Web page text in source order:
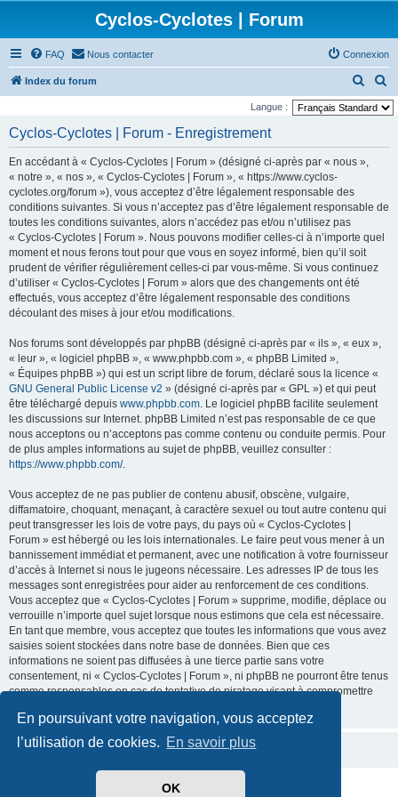
En poursuivant votre navigation, vous acceptez
l’utilisation de cookies. En savoir plus
OK
Cyclos-Cyclotes | Forum
FAQ Nous contacter Connexion
Index du forum
e
e
e
c
r
Langue :
Cyclos-Cyclotes | Forum - Enregistrement
En accédant à « Cyclos-Cyclotes | Forum » (désigné ci-après par « nous »,
« notre », « nos », « Cyclos-Cyclotes | Forum », « https://www.cyclos-
cyclotes.org/forum »), vous acceptez d’être légalement responsable des
conditions suivantes. Si vous n’acceptez pas d’être légalement responsable de
toutes les conditions suivantes, alors n’accédez pas et/ou n’utilisez pas
« Cyclos-Cyclotes | Forum ». Nous pouvons modifier celles-ci à n’importe quel
moment et nous ferons tout pour que vous en soyez informé, bien qu’il soit
prudent de vérifier régulièrement celles-ci par vous-même. Si vous continuez
d’utiliser « Cyclos-Cyclotes | Forum » alors que des changements ont été
effectués, vous acceptez d’être légalement responsable des conditions
découlant des mises à jour et/ou modifications.
Nos forums sont développés par phpBB (désigné ci-après par « ils », « eux »,
« leur », « logiciel phpBB », « www.phpbb.com », « phpBB Limited »,
« Équipes phpBB ») qui est un script libre de forum, déclaré sous la licence «
GNU General Public License v2 » (désigné ci-après par « GPL ») et qui peut
être téléchargé depuis www.phpbb.com. Le logiciel phpBB facilite seulement
les discussions sur Internet. phpBB Limited n’est pas responsable de ce que
nous acceptons ou n’acceptons pas comme contenu ou conduite permis. Pour
de plus amples informations au sujet de phpBB, veuillez consulter :
https://www.phpbb.com/.
Vous acceptez de ne pas publier de contenu abusif, obscène, vulgaire,
diffamatoire, choquant, menaçant, à caractère sexuel ou tout autre contenu qui
peut transgresser les lois de votre pays, du pays où « Cyclos-Cyclotes |
Forum » est hébergé ou les lois internationales. Le faire peut vous mener à un
bannissement immédiat et permanent, avec une notification à votre fournisseur
d’accès à Internet si nous le jugeons nécessaire. Les adresses IP de tous les
messages sont enregistrées pour aider au renforcement de ces conditions.
Vous acceptez que « Cyclos-Cyclotes | Forum » supprime, modifie, déplace ou
verrouille n’importe quel sujet lorsque nous estimons que cela est nécessaire.
En tant que membre, vous acceptez que toutes les informations que vous avez
saisies soient stockées dans notre base de données. Bien que ces
informations ne soient pas diffusées à une tierce partie sans votre
consentement, ni « Cyclos-Cyclotes | Forum », ni phpBB ne pourront être tenus
comme responsables en cas de tentative de piratage visant à compromettre
phpBB ® Forum Software © phpBB Limited